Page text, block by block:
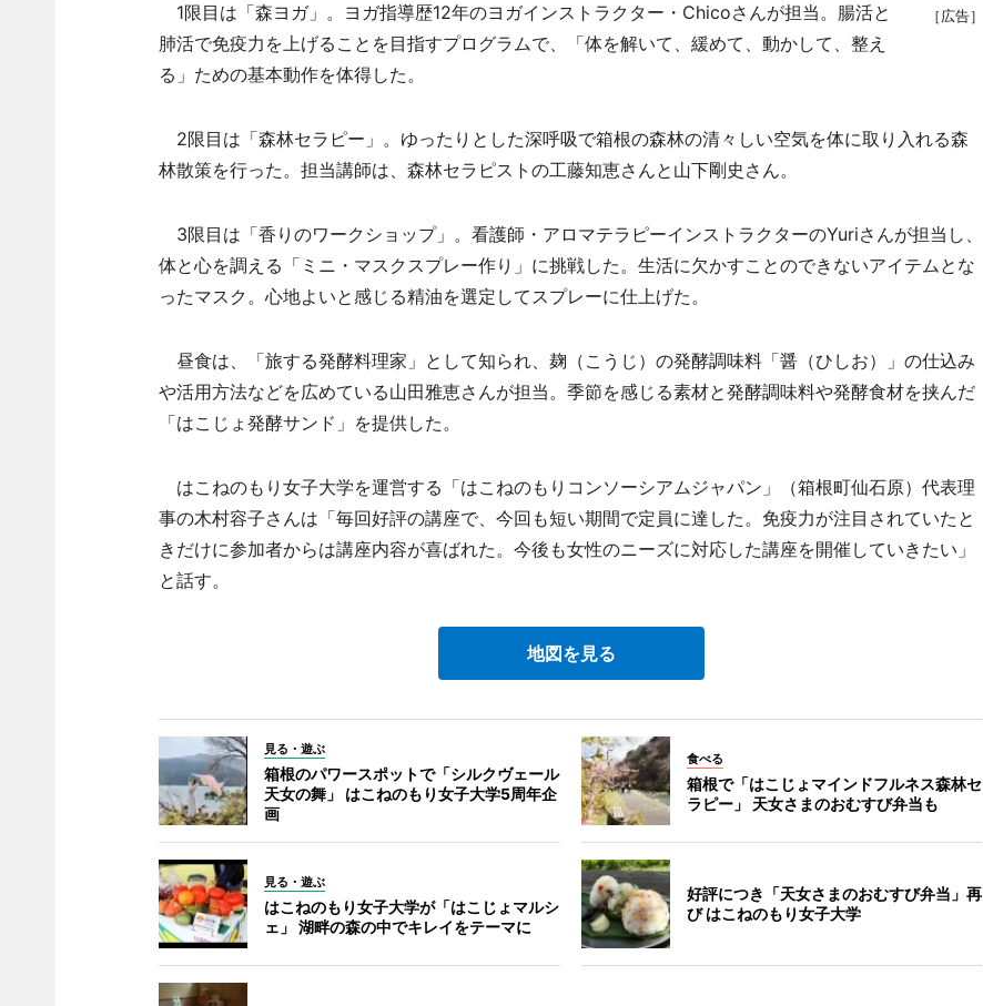
［広告］
1限目は「森ヨガ」。ヨガ指導歴12年のヨガインストラクター・Chicoさんが担当。腸活と
肺活で免疫力を上げることを目指すプログラムで、「体を解いて、緩めて、動かして、整え
る」ための基本動作を体得した。
2限目は「森林セラピー」。ゆったりとした深呼吸で箱根の森林の清々しい空気を体に取り入れる森
林散策を行った。担当講師は、森林セラピストの工藤知恵さんと山下剛史さん。
3限目は「香りのワークショップ」。看護師・アロマテラピーインストラクターのYuriさんが担当し、
体と心を調える「ミニ・マスクスプレー作り」に挑戦した。生活に欠かすことのできないアイテムとな
ったマスク。心地よいと感じる精油を選定してスプレーに仕上げた。
昼食は、「旅する発酵料理家」として知られ、麹（こうじ）の発酵調味料「醤（ひしお）」の仕込み
や活用方法などを広めている山田雅恵さんが担当。季節を感じる素材と発酵調味料や発酵食材を挟んだ
「はこじょ発酵サンド」を提供した。
はこねのもり女子大学を運営する「はこねのもりコンソーシアムジャパン」（箱根町仙石原）代表理
事の木村容子さんは「毎回好評の講座で、今回も短い期間で定員に達した。免疫力が注目されていたと
きだけに参加者からは講座内容が喜ばれた。今後も女性のニーズに対応した講座を開催していきたい」
と話す。
地図を見る
見る・遊ぶ
箱根のパワースポットで「シルクヴェール
天女の舞」 はこねのもり女子大学5周年企
画
食べる
箱根で「はこじょマインドフルネス森林セ
ラピー」 天女さまのおむすび弁当も
見る・遊ぶ
はこねのもり女子大学が「はこじょマルシ
ェ」 湖畔の森の中でキレイをテーマに
好評につき「天女さまのおむすび弁当」再
び はこねのもり女子大学